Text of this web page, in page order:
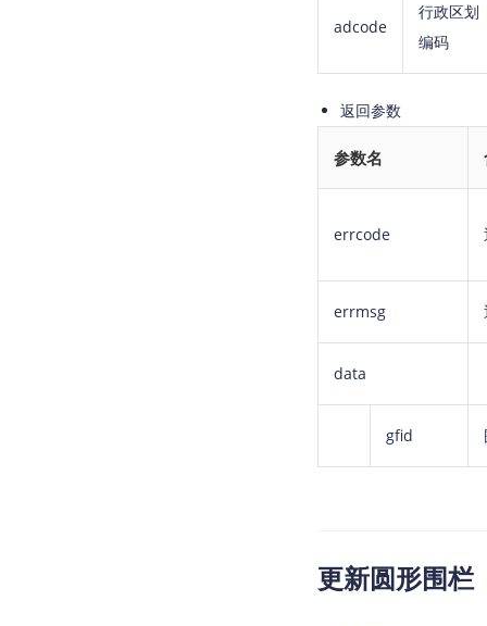
adcode
行政区划
编码
返回参数
参数名
errcode
errmsg
data
gfid
更新圆形围栏